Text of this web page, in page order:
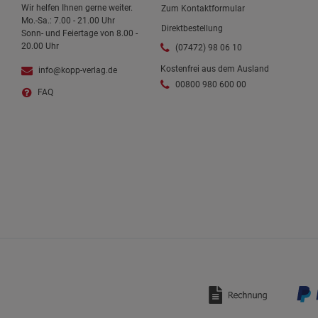
Wir helfen Ihnen gerne weiter.
Mo.-Sa.: 7.00 - 21.00 Uhr
Sonn- und Feiertage von 8.00 -
20.00 Uhr
info@kopp-verlag.de
FAQ
Zum Kontaktformular
Direktbestellung
(07472) 98 06 10
Kostenfrei aus dem Ausland
00800 980 600 00